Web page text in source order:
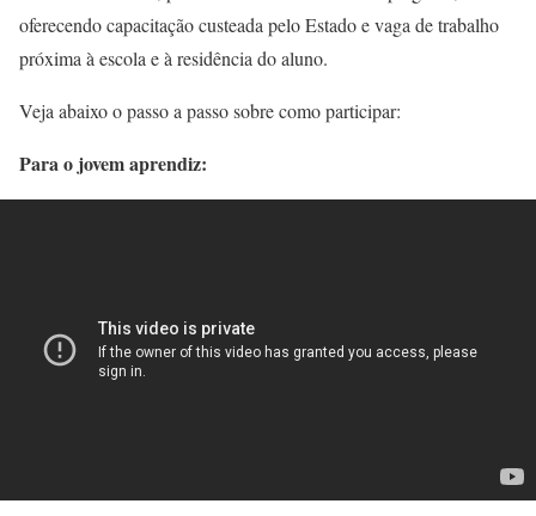
oferecendo capacitação custeada pelo Estado e vaga de trabalho
próxima à escola e à residência do aluno.
Veja abaixo o passo a passo sobre como participar:
Para o jovem aprendiz: